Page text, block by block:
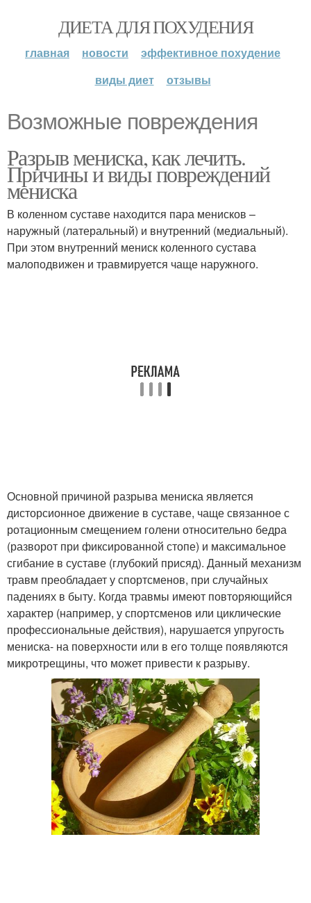
ДИЕТА ДЛЯ ПОХУДЕНИЯ
главная новости
эффективное похудение
виды диет
отзывы
Возможные повреждения
Разрыв мениска, как лечить.
Причины и виды повреждений
мениска
В коленном суставе находится пара менисков –
наружный (латеральный) и внутренний (медиальный).
При этом внутренний мениск коленного сустава
малоподвижен и травмируется чаще наружного.
Основной причиной разрыва мениска является
дисторсионное движение в суставе, чаще связанное с
ротационным смещением голени относительно бедра
(разворот при фиксированной стопе) и максимальное
сгибание в суставе (глубокий присяд). Данный механизм
травм преобладает у спортсменов, при случайных
падениях в быту. Когда травмы имеют повторяющийся
характер (например, у спортсменов или циклические
профессиональные действия), нарушается упругость
мениска- на поверхности или в его толще появляются
микротрещины, что может привести к разрыву.